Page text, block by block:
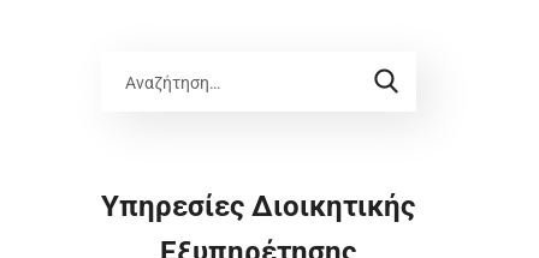
Υπηρεσίες Διοικητικής